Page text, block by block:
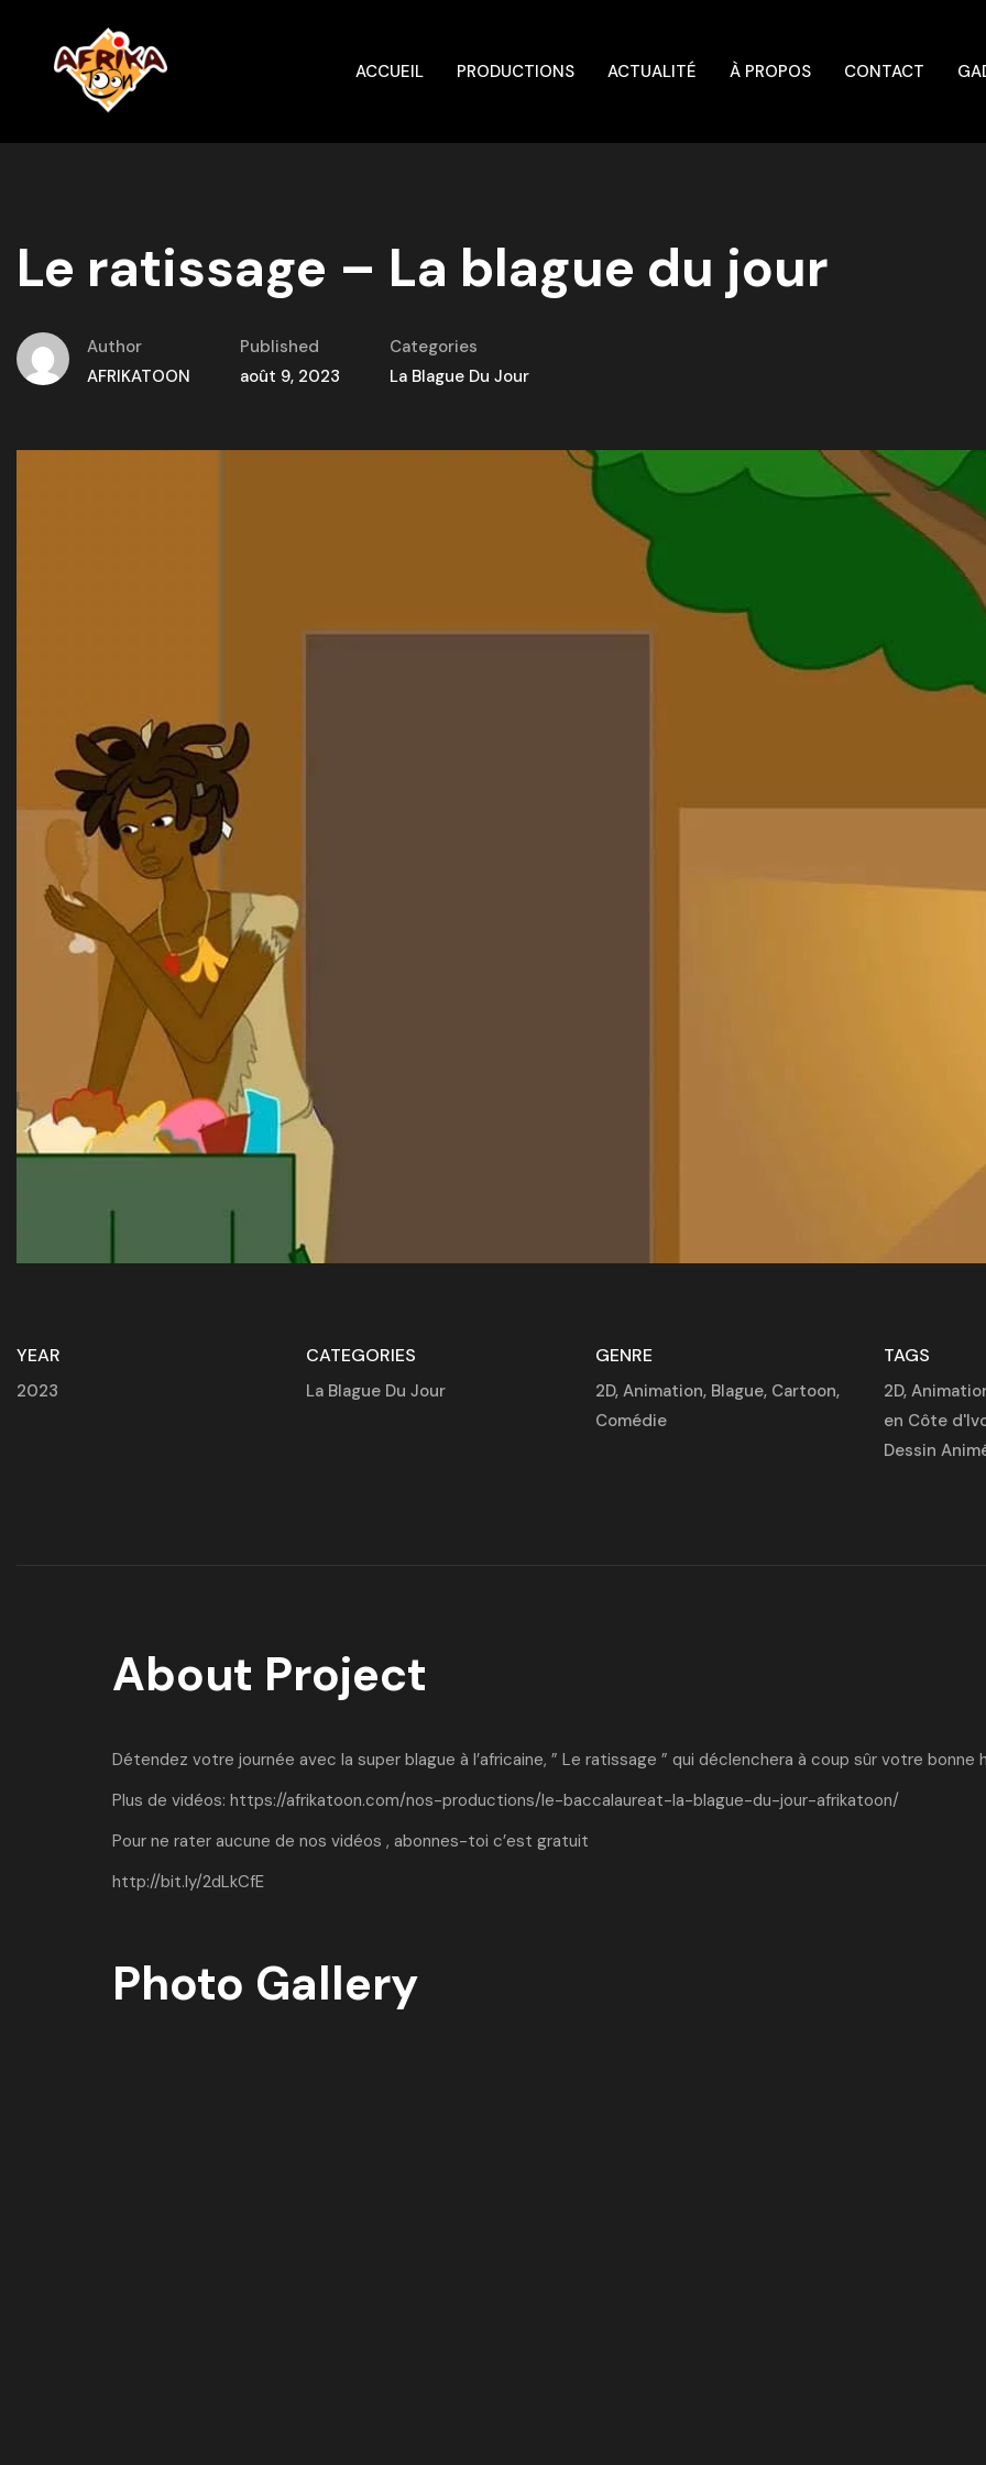
ACCUEIL PRODUCTIONS ACTUALITÉ À PROPOS CONTACT
Le ratissage – La blague du jour
Author
AFRIKATOON
Published
août 9, 2023
Categories
La Blague Du Jour
YEAR
2023
CATEGORIES
La Blague Du Jour
GENRE
2D, Animation, Blague, Cartoon,
Comédie
TAGS
2D,
en Côte
Dessin
About Project
Détendez votre journée avec la super blague à l’africaine, ” Le ratissage ” qui déclenchera à coup sûr votre bonne
Plus de vidéos: https://afrikatoon.com/nos-productions/le-baccalaureat-la-blague-du-jour-afrikatoon/
Pour ne rater aucune de nos vidéos , abonnes-toi c’est gratuit
http://bit.ly/2dLkCfE
Photo Gallery